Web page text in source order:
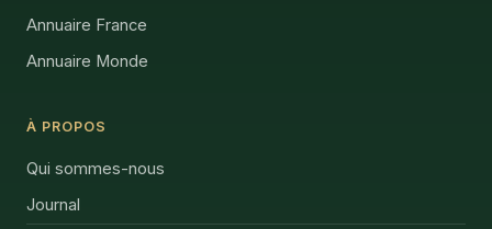
Annuaire France
Annuaire Monde
À PROPOS
Qui sommes-nous
Journal